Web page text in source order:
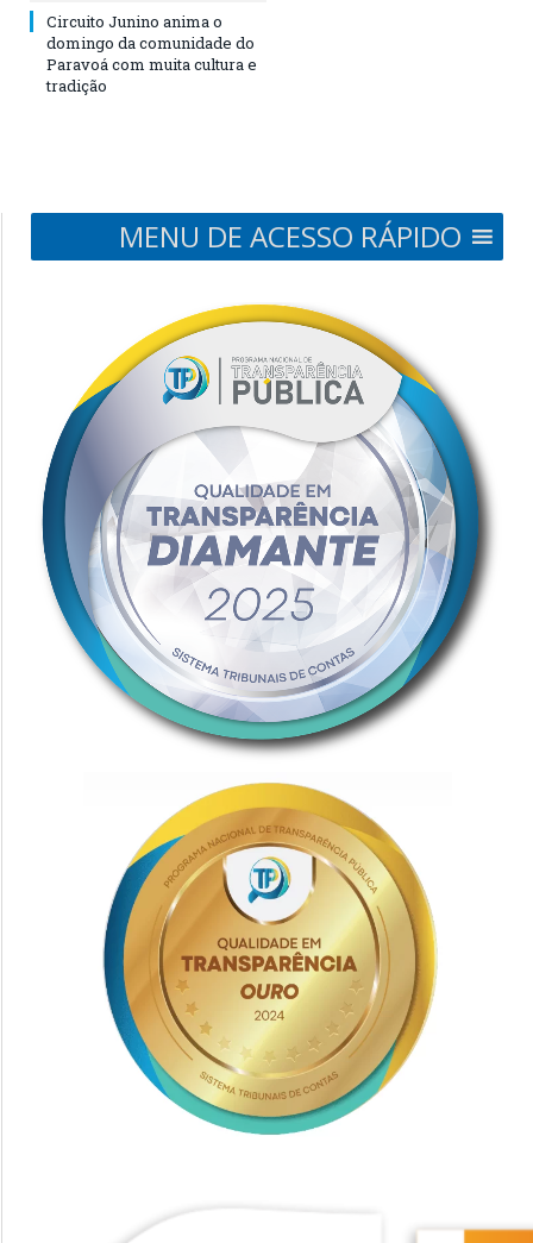
Circuito Junino anima o
domingo da comunidade do
Paravoá com muita cultura e
tradição
MENU DE ACESSO RÁPIDO